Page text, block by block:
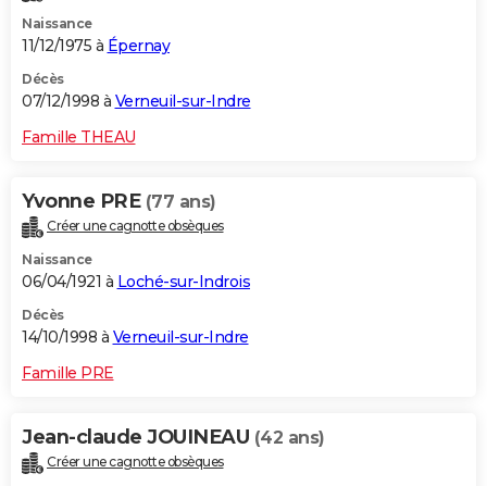
Naissance
11/12/1975 à Épernay
Décès
07/12/1998 à Verneuil-sur-Indre
Famille THEAU
Yvonne PRE (77 ans)
Créer une cagnotte obsèques
Naissance
06/04/1921 à Loché-sur-Indrois
Décès
14/10/1998 à Verneuil-sur-Indre
Famille PRE
Jean-claude JOUINEAU (42 ans)
Créer une cagnotte obsèques